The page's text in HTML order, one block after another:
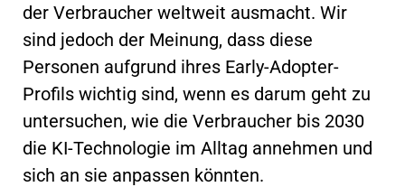
der Verbraucher weltweit ausmacht. Wir
sind jedoch der Meinung, dass diese
Personen aufgrund ihres Early-Adopter-
Profils wichtig sind, wenn es darum geht zu
untersuchen, wie die Verbraucher bis 2030
die KI-Technologie im Alltag annehmen und
sich an sie anpassen könnten.